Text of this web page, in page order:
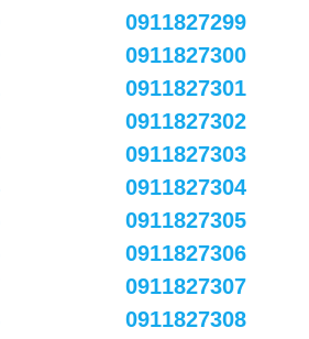
0911827299
0911827300
0911827301
0911827302
0911827303
0911827304
0911827305
0911827306
0911827307
0911827308